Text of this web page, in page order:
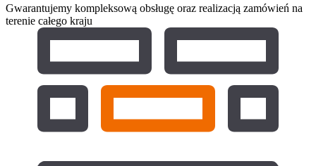
Gwarantujemy kompleksową obsługę oraz realizacją zamówień na
terenie całego kraju